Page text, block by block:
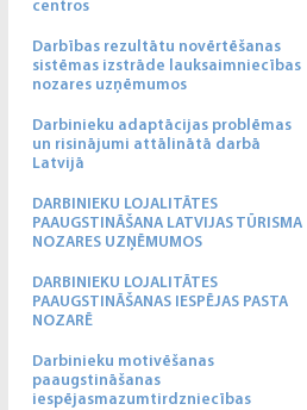
centros
Darbības rezultātu novērtēšanas
sistēmas izstrāde lauksaimniecības
nozares uzņēmumos
Darbinieku adaptācijas problēmas
un risinājumi attālinātā darbā
Latvijā
DARBINIEKU LOJALITĀTES
PAAUGSTINĀŠANA LATVIJAS TŪRISMA
NOZARES UZŅĒMUMOS
DARBINIEKU LOJALITĀTES
PAAUGSTINĀŠANAS IESPĒJAS PASTA
NOZARĒ
Darbinieku motivēšanas
paaugstināšanas
iespējasmazumtirdzniecības